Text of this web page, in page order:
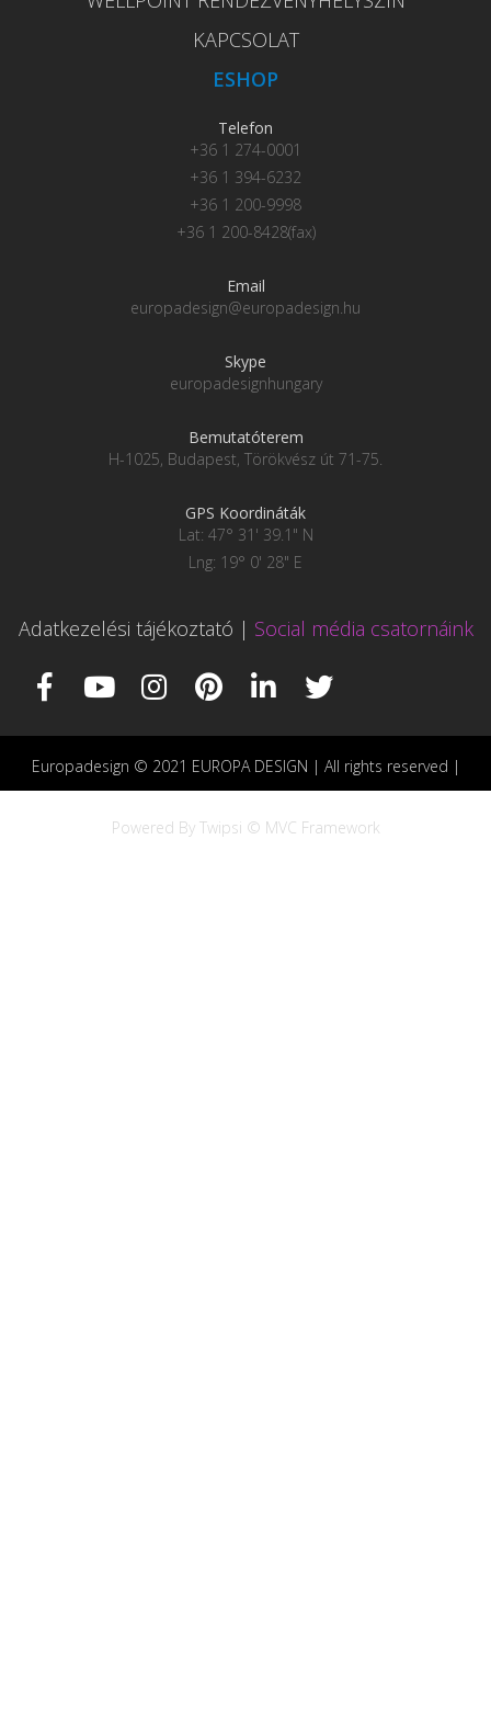
KAPCSOLAT
ESHOP
Telefon
+36 1 274-0001
+36 1 394-6232
+36 1 200-9998
+36 1 200-8428(fax)
Email
europadesign@europadesign.hu
Skype
europadesignhungary
Bemutatóterem
H-1025, Budapest, Törökvész út 71-75.
GPS Koordináták
Lat: 47° 31' 39.1" N
Lng: 19° 0' 28" E
Adatkezelési tájékoztató | Social média csatornáink
Europadesign © 2021 EUROPA DESIGN | All rights reserved |
Powered By Twipsi © MVC Framework